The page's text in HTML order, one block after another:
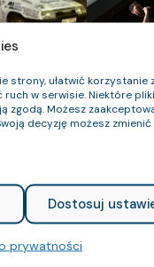
strony, ułatwić korzystanie
w serwisie. Niektóre pliki
zgodą. Możesz
decyzję możesz zmienić
Dostosuj
prywatności